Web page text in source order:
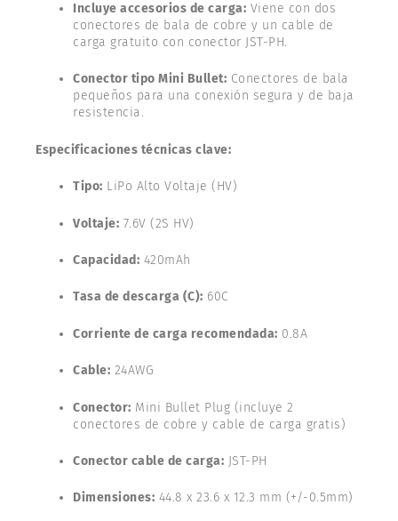
Incluye accesorios de carga: Viene con dos
conectores de bala de cobre y un cable de
carga gratuito con conector JST-PH.
Conector tipo Mini Bullet: Conectores de bala
pequeños para una conexión segura y de baja
resistencia.
Especificaciones técnicas clave:
Tipo: LiPo Alto Voltaje (HV)
Voltaje: 7.6V (2S HV)
Capacidad: 420mAh
Tasa de descarga (C): 60C
Corriente de carga recomendada: 0.8A
Cable: 24AWG
Conector: Mini Bullet Plug (incluye 2
conectores de cobre y cable de carga gratis)
Conector cable de carga: JST-PH
Dimensiones: 44.8 x 23.6 x 12.3 mm (+/-0.5mm)